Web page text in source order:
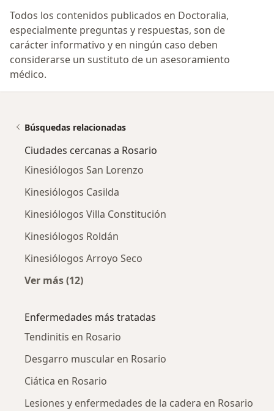
Todos los contenidos publicados en Doctoralia,
especialmente preguntas y respuestas, son de
carácter informativo y en ningún caso deben
considerarse un sustituto de un asesoramiento
médico.
Búsquedas relacionadas
Ciudades cercanas a Rosario
Kinesiólogos San Lorenzo
Kinesiólogos Casilda
Kinesiólogos Villa Constitución
Kinesiólogos Roldán
Kinesiólogos Arroyo Seco
Ver más (12)
Enfermedades más tratadas
Tendinitis en Rosario
Desgarro muscular en Rosario
Ciática en Rosario
Lesiones y enfermedades de la cadera en Rosario